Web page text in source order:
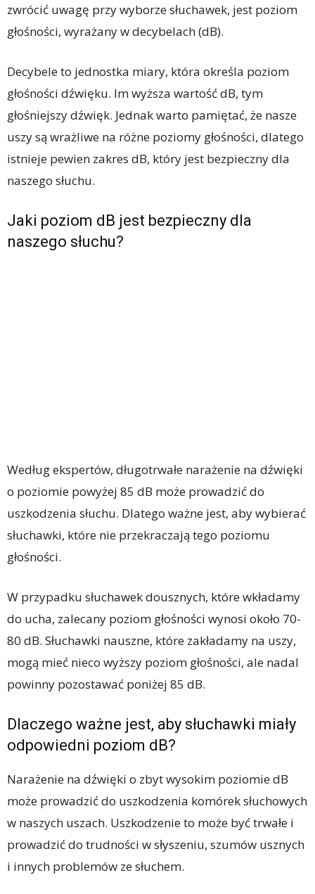
zwrócić uwagę przy wyborze słuchawek, jest poziom
głośności, wyrażany w decybelach (dB).
Decybele to jednostka miary, która określa poziom
głośności dźwięku. Im wyższa wartość dB, tym
głośniejszy dźwięk. Jednak warto pamiętać, że nasze
uszy są wrażliwe na różne poziomy głośności, dlatego
istnieje pewien zakres dB, który jest bezpieczny dla
naszego słuchu.
Jaki poziom dB jest bezpieczny dla
naszego słuchu?
Według ekspertów, długotrwałe narażenie na dźwięki
o poziomie powyżej 85 dB może prowadzić do
uszkodzenia słuchu. Dlatego ważne jest, aby wybierać
słuchawki, które nie przekraczają tego poziomu
głośności.
W przypadku słuchawek dousznych, które wkładamy
do ucha, zalecany poziom głośności wynosi około 70-
80 dB. Słuchawki nauszne, które zakładamy na uszy,
mogą mieć nieco wyższy poziom głośności, ale nadal
powinny pozostawać poniżej 85 dB.
Dlaczego ważne jest, aby słuchawki miały
odpowiedni poziom dB?
Narażenie na dźwięki o zbyt wysokim poziomie dB
może prowadzić do uszkodzenia komórek słuchowych
w naszych uszach. Uszkodzenie to może być trwałe i
prowadzić do trudności w słyszeniu, szumów usznych
i innych problemów ze słuchem.